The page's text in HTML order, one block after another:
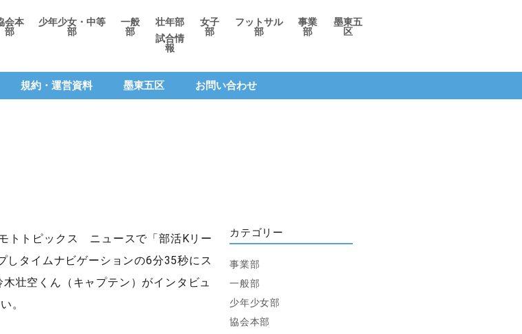
会本
部
少年少女・中等
部
一般
部
壮年部
試合情
報
女子
部
フットサル
部
事業
部
墨東五
区
規約・運営資料 墨東五区 お問い合わせ
トトピックス ニュースで「部活Kリー
しタイムナビゲーションの6分35秒にス
壮空くん（キャプテン）がインタビュ
。
カテゴリー
事業部
一般部
少年少女部
協会本部
協会の沿革
規約・運営資料